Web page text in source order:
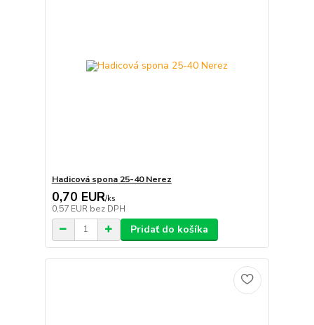
Hadicová spona 25-40 Nerez
0,70 EUR/ks
0,57 EUR bez DPH
Pridať do košíka